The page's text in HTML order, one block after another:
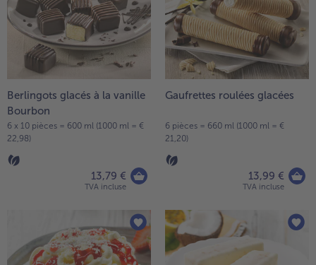
TousVins & Alcools
Ustensiles de cuisine
TousUstensiles de cuisine
Gâteaux & Tartes
TousGâteaux & Tartes
TousBIO
bofrost*free
Tousbofrost*free
High Protein
TousHigh Protein
bofrost*plus.
Tousbofrost*plus.
Alternatives végétale
Friteuse à air chaud
TousFriteuse à air chaud
liste.
Berlingots glacés à la vanille
Bourbon
6 x 10 pièces = 600 ml (1000 ml = €
22,98)
13,79 €
TVA incluse
Gaufrettes roulées glacées
6 pièces = 660 ml (1000 ml = €
21,20)
13,99 €
TVA incluse